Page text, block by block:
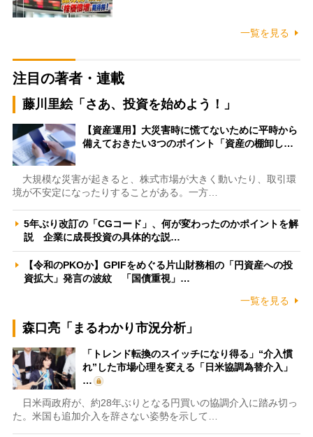
一覧を見る
注目の著者・連載
藤川里絵「さあ、投資を始めよう！」
【資産運用】大災害時に慌てないために平時から
備えておきたい3つのポイント「資産の棚卸し…
大規模な災害が起きると、株式市場が大きく動いたり、取引環
境が不安定になったりすることがある。一方…
5年ぶり改訂の「CGコード」、何が変わったのかポイントを解
説 企業に成長投資の具体的な説…
【令和のPKOか】GPIFをめぐる片山財務相の「円資産への投
資拡大」発言の波紋 「国債重視」…
一覧を見る
森口亮「まるわかり市況分析」
「トレンド転換のスイッチになり得る」“介入慣
れ”した市場心理を変える「日米協調為替介入」
…
日米両政府が、約28年ぶりとなる円買いの協調介入に踏み切っ
た。米国も追加介入を辞さない姿勢を示して…